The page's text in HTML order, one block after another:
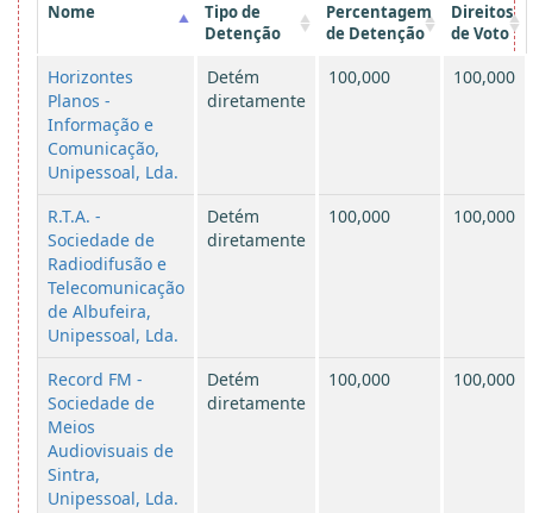
Nome
Tipo de
Detenção
Percentagem
de Detenção
Direitos
de Voto
Horizontes
Planos -
Informação e
Comunicação,
Unipessoal, Lda.
Detém
diretamente
100,000 100,000
R.T.A. -
Sociedade de
Radiodifusão e
Telecomunicação
de Albufeira,
Unipessoal, Lda.
Detém
diretamente
100,000 100,000
Record FM -
Sociedade de
Meios
Audiovisuais de
Sintra,
Unipessoal, Lda.
Detém
diretamente
100,000 100,000